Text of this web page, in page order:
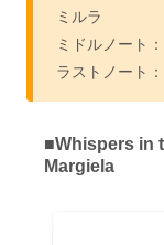
ミルラ
ミドルノート
ラストノート
■Whispers in
Margiela